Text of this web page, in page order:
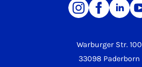
Warburger Str. 100
33098 Paderborn